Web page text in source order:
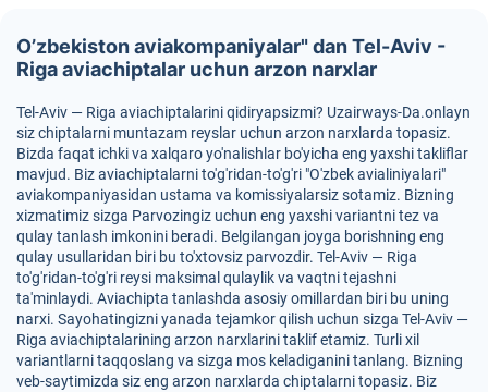
O’zbekiston aviakompaniyalar" dan Tel-Aviv -
Riga aviachiptalar uchun arzon narxlar
Tel-Aviv — Riga aviachiptalarini qidiryapsizmi? Uzairways-Da.onlayn
siz chiptalarni muntazam reyslar uchun arzon narxlarda topasiz.
Bizda faqat ichki va xalqaro yo'nalishlar bo'yicha eng yaxshi takliflar
mavjud. Biz aviachiptalarni to'g'ridan-to'g'ri "O'zbek avialiniyalari"
aviakompaniyasidan ustama va komissiyalarsiz sotamiz. Bizning
xizmatimiz sizga Parvozingiz uchun eng yaxshi variantni tez va
qulay tanlash imkonini beradi. Belgilangan joyga borishning eng
qulay usullaridan biri bu to'xtovsiz parvozdir. Tel-Aviv — Riga
to'g'ridan-to'g'ri reysi maksimal qulaylik va vaqtni tejashni
ta'minlaydi. Aviachipta tanlashda asosiy omillardan biri bu uning
narxi. Sayohatingizni yanada tejamkor qilish uchun sizga Tel-Aviv —
Riga aviachiptalarining arzon narxlarini taklif etamiz. Turli xil
variantlarni taqqoslang va sizga mos keladiganini tanlang. Bizning
veb-saytimizda siz eng arzon narxlarda chiptalarni topasiz. Biz